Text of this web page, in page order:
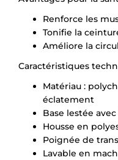
Renforce les
Tonifie la
Améliore la
Caractéristiques
Matériau :
éclatement
Base lestée
Housse en
Poignée de
Lavable en